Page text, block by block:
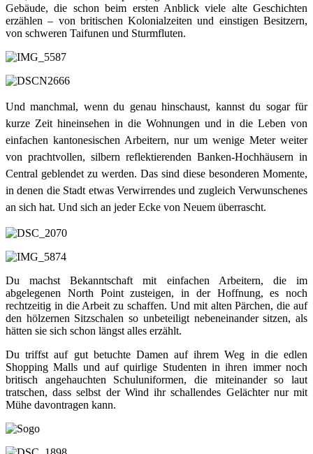
Gebäude, die schon beim ersten Anblick viele alte Geschichten
erzählen – von britischen Kolonialzeiten und einstigen Besitzern,
von schweren Taifunen und Sturmfluten.
Und manchmal, wenn du genau hinschaust, kannst du sogar für
kurze Zeit hineinsehen in die Wohnungen und in die Leben von
einfachen kantonesischen Arbeitern, nur um wenige Meter weiter
von prachtvollen, silbern reflektierenden Banken-Hochhäusern in
Central geblendet zu werden. Das sind diese besonderen Momente,
in denen die Stadt etwas Verwirrendes und zugleich Verwunschenes
an sich hat. Und sich an jeder Ecke von Neuem überrascht.
Du machst Bekanntschaft mit einfachen Arbeitern, die im
abgelegenen North Point zusteigen, in der Hoffnung, es noch
rechtzeitig in die Arbeit zu schaffen. Und mit alten Pärchen, die auf
den hölzernen Sitzschalen so unbeteiligt nebeneinander sitzen, als
hätten sie sich schon längst alles erzählt.
Du triffst auf gut betuchte Damen auf ihrem Weg in die edlen
Shopping Malls und auf quirlige Studenten in ihren immer noch
britisch angehauchten Schuluniformen, die miteinander so laut
tratschen, dass selbst der Wind ihr schallendes Gelächter nur mit
Mühe davontragen kann.